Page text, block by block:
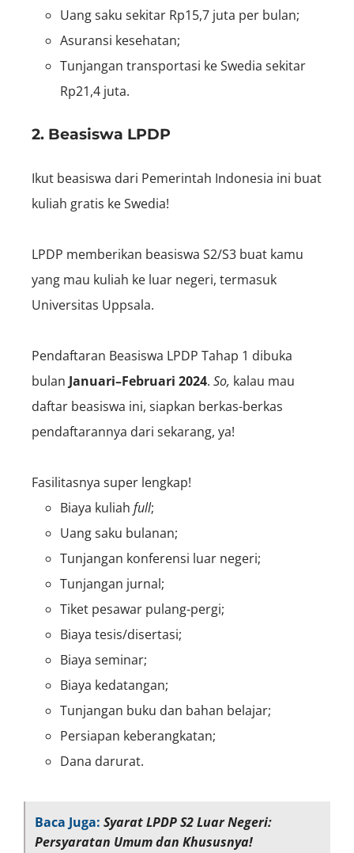
Uang saku sekitar Rp15,7 juta per bulan;
Asuransi kesehatan;
Tunjangan transportasi ke Swedia sekitar
Rp21,4 juta.
2. Beasiswa LPDP
Ikut beasiswa dari Pemerintah Indonesia ini buat
kuliah gratis ke Swedia!
LPDP memberikan beasiswa S2/S3 buat kamu
yang mau kuliah ke luar negeri, termasuk
Universitas Uppsala.
Pendaftaran Beasiswa LPDP Tahap 1 dibuka
bulan Januari–Februari 2024. So, kalau mau
daftar beasiswa ini, siapkan berkas-berkas
pendaftarannya dari sekarang, ya!
Fasilitasnya super lengkap!
Biaya kuliah full;
Uang saku bulanan;
Tunjangan konferensi luar negeri;
Tunjangan jurnal;
Tiket pesawar pulang-pergi;
Biaya tesis/disertasi;
Biaya seminar;
Biaya kedatangan;
Tunjangan buku dan bahan belajar;
Persiapan keberangkatan;
Dana darurat.
Baca Juga: Syarat LPDP S2 Luar Negeri:
Persyaratan Umum dan Khususnya!